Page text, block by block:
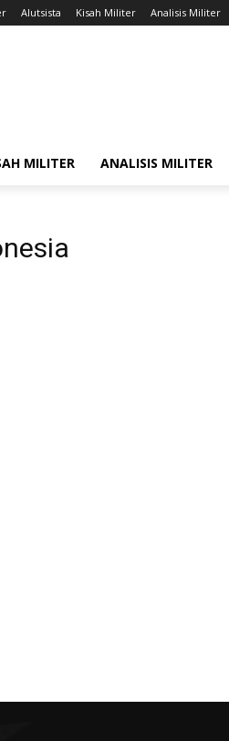
Alutsista Kisah Militer Analisis Militer
MILITER ANALISIS MILITER